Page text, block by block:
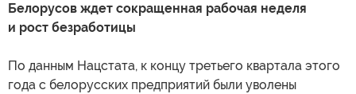
Белорусов ждет сокращенная рабочая неделя
и рост безработицы
По данным Нацстата, к концу третьего квартала этого
года с белорусских предприятий были уволены